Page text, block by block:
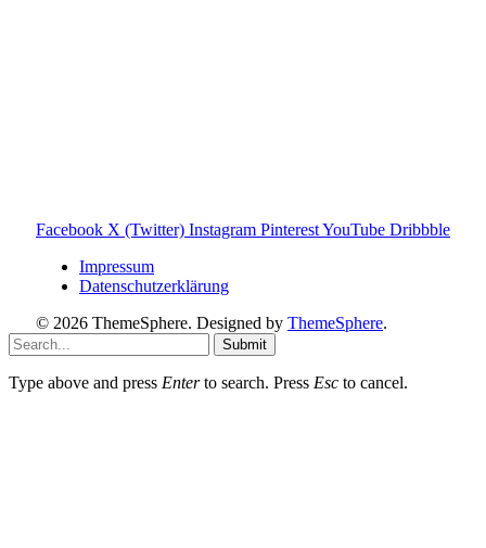
Facebook X (Twitter) Instagram PinterestYouTube Dribbble
Impressum
Datenschutzerklärung
© 2026 ThemeSphere. Designed by ThemeSphere.
Submit
Type above and press Enterto search. Press Esc to cancel.